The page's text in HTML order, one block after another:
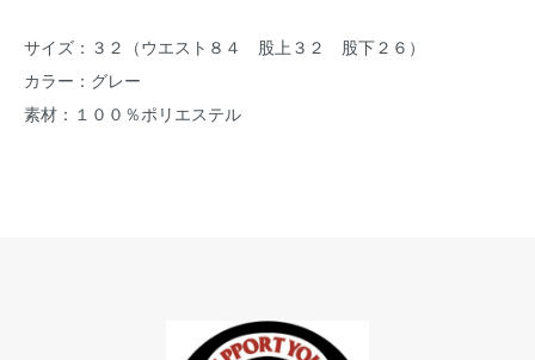
サイズ：３２（ウエスト８４ 股上３２ 股下２６）
カラー：グレー
素材：１００％ポリエステル